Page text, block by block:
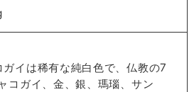
ガイは稀有な純白色で、仏教の7
コガイ、金、銀、瑪瑙、サン